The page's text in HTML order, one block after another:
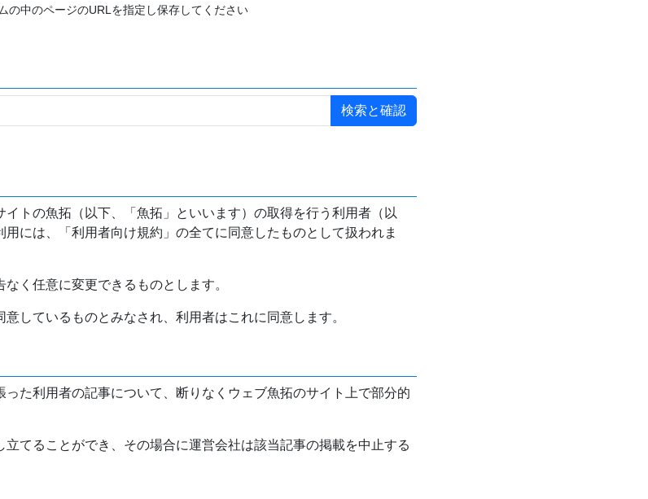
の中のページのURLを指定し保存してください
イトの魚拓（以下、「魚拓」といいます）の取得を行う利用者（以
には、「利用者向け規約」の全てに同意したものとして扱われま
く任意に変更できるものとします。
しているものとみなされ、利用者はこれに同意します。
た利用者の記事について、断りなくウェブ魚拓のサイト上で部分的
てることができ、その場合に運営会社は該当記事の掲載を中止する